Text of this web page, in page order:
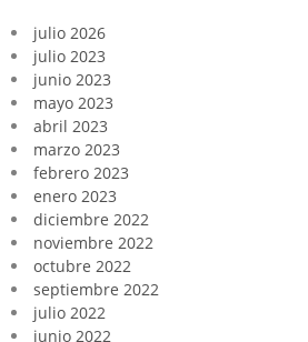
julio 2026
julio 2023
junio 2023
mayo 2023
abril 2023
marzo 2023
febrero 2023
enero 2023
diciembre 2022
noviembre 2022
octubre 2022
septiembre 2022
julio 2022
junio 2022